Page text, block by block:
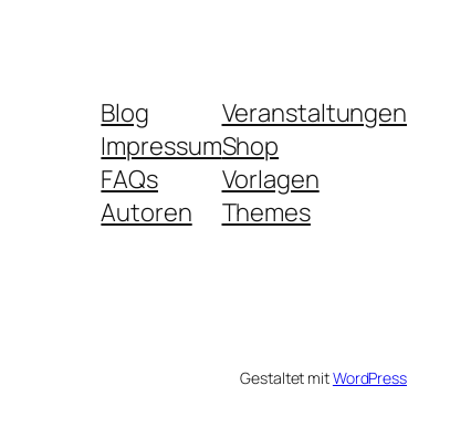
Blog
Impressum
FAQs
Autoren
Veranstaltungen
Shop
Vorlagen
Themes
Gestaltet mitWordPress